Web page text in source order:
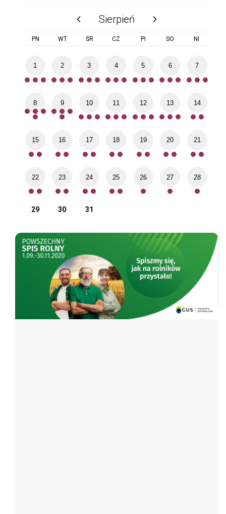
poprzedni miesiąc
Sierpień następny miesiąc
PN WT ŚR CZ PI SO NI
1 2 3 4 5 6 7
8 9 10 11 12 13 14
15 16 17 18 19 20 21
22 23 24 25 26 27 28
29 30 31
Spis rolny